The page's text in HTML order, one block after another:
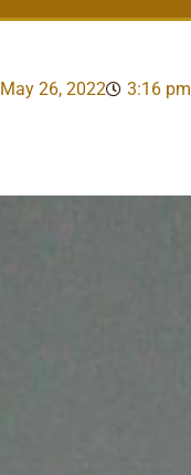
May 26, 2022 3:16 pm